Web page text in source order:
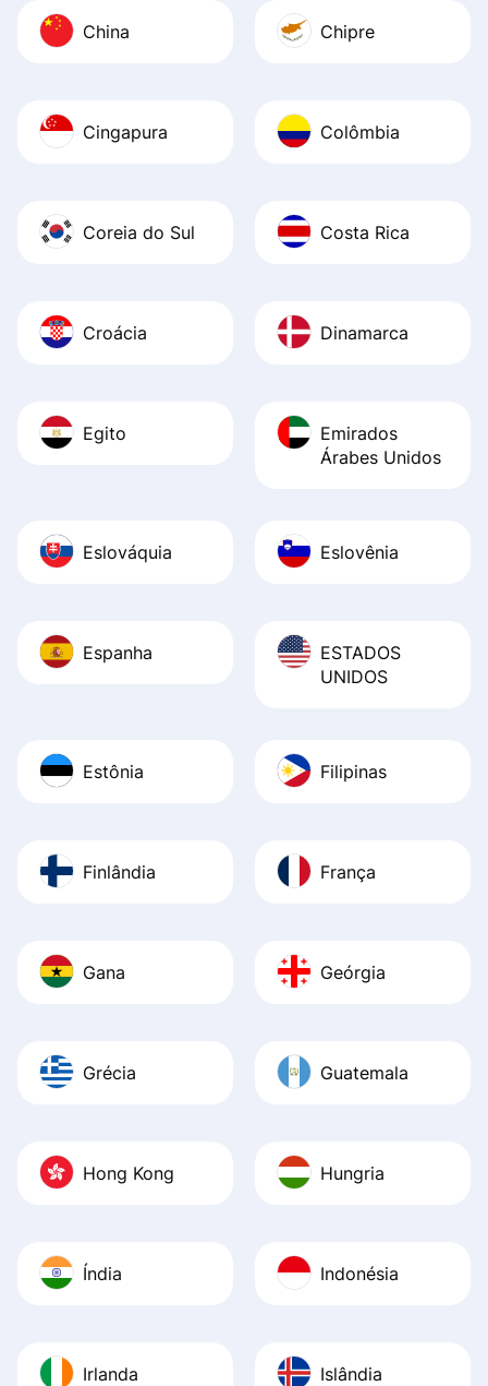
China Chipre
Cingapura Colômbia
Coreia do Sul Costa Rica
Croácia Dinamarca
Egito
Emirados
Árabes Unidos
Eslováquia Eslovênia
Espanha
ESTADOS
UNIDOS
Estônia Filipinas
Finlândia França
Gana Geórgia
Grécia Guatemala
Hong Kong Hungria
Índia Indonésia
Irlanda Islândia